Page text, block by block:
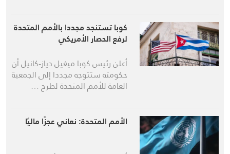
كوبا تستنجد مجددا بالأمم المتحدة
لرفع الحصار الأمريكي
أعلن رئيس كوبا ميغيل دياز-كانيل أن
حكومته ستتوجه مجددا إلى الجمعية
العامة للأمم المتحدة لطرح …
الأمم المتحدة: نعاني عجزًا ماليًا